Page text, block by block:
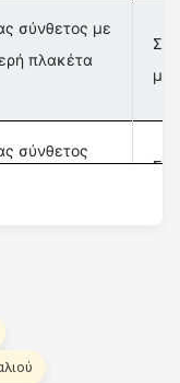
σύνθετος με
πλακέτα
με
σύνθετος